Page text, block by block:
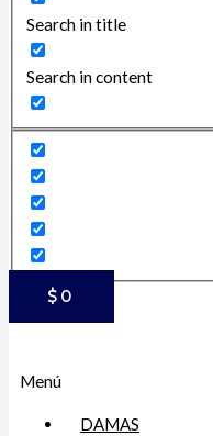
Search in title
Search in content
$ 0
Menú
DAMAS